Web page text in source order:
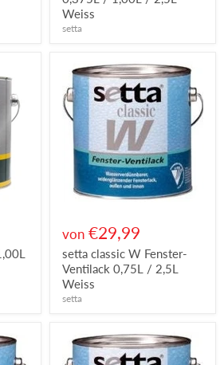
Weiss
setta
von €29,99
setta classic W Fenster-
Ventilack 0,75L / 2,5L
Weiss
setta